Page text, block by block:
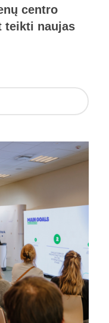
centro
teikti naujas